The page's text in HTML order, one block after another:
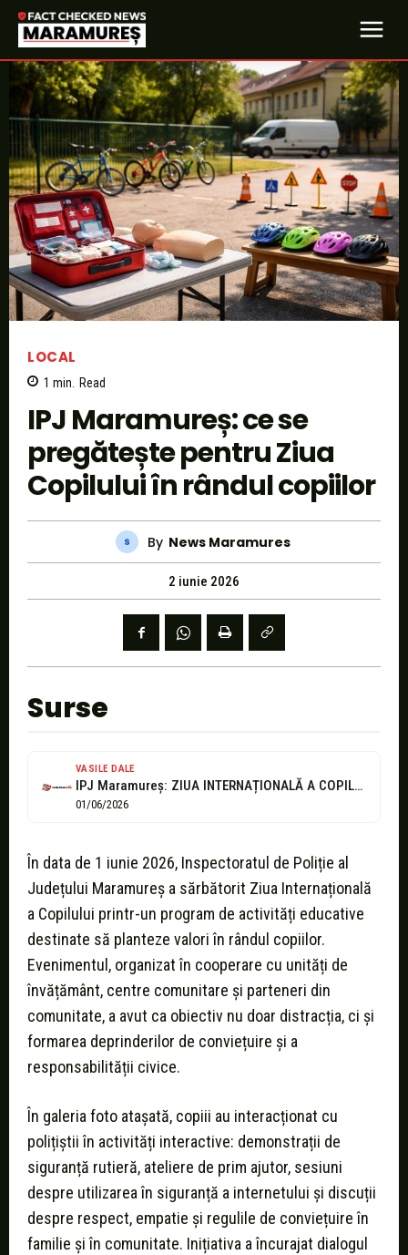
LOCAL
1 min. Read
IPJ Maramureș: ce se
pregătește pentru Ziua
Copilului în rândul copiilor
By News Maramures
2 iunie 2026
Surse
VASILE DALE
IPJ Maramureș: ZIUA INTERNAȚIONALĂ A COPILULUI și alte momente propice de a...
01/06/2026
În data de 1 iunie 2026, Inspectoratul de Poliție al
Județului Maramureș a sărbătorit Ziua Internațională
a Copilului printr-un program de activități educative
destinate să planteze valori în rândul copiilor.
Evenimentul, organizat în cooperare cu unități de
învățământ, centre comunitare și parteneri din
comunitate, a avut ca obiectiv nu doar distracția, ci și
formarea deprinderilor de conviețuire și a
responsabilității civice.
În galeria foto atașată, copiii au interacționat cu
polițiștii în activități interactive: demonstrații de
siguranță rutieră, ateliere de prim ajutor, sesiuni
despre utilizarea în siguranță a internetului și discuții
despre respect, empatie și regulile de conviețuire în
familie și în comunitate. Inițiativa a încurajat dialogul